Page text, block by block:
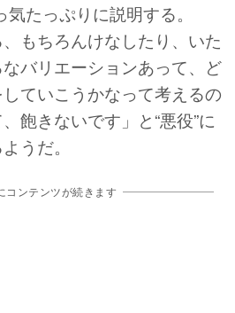
たっぷりに説明する。
、もちろんけなしたり、いた
バリエーションあって、ど
ていこうかなって考えるの
飽きないです」と“悪役”に
うだ。
コンテンツが続きます